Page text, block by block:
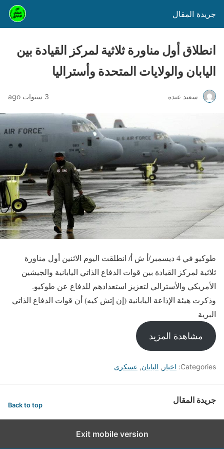
جريدة المقال
انطلاق أول مناورة ثلاثية لمركز القيادة بين
اليابان والولايات المتحدة وأستراليا
سعيد عبده 3 سنوات ago
طوكيو في 4 ديسمبر/أ ش أ/ انطلقت اليوم الاثنين أول مناورة
ثلاثية لمركز القيادة بين قوات الدفاع الذاتي اليابانية والجيشين
الأمريكي والأسترالي لتعزيز استعدادهم للدفاع عن طوكيو.
وذكرت هيئة الإذاعة اليابانية (إن إتش كيه) أن قوات الدفاع الذاتي
البرية
مشاهدة المزيد
Categories: اخبار , اليابان, عسكرى
جريدة المقال Back to top
Exit mobile version